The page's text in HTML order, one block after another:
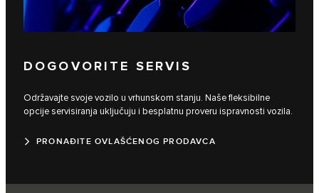
DOGOVORITE SERVIS
Održavajte svoje vozilo u vrhunskom stanju. Naše fleksibilne
opcije servisiranja uključuju i besplatnu proveru ispravnosti vozila.
PRONAĐITE OVLAŠĆENOG PRODAVCA